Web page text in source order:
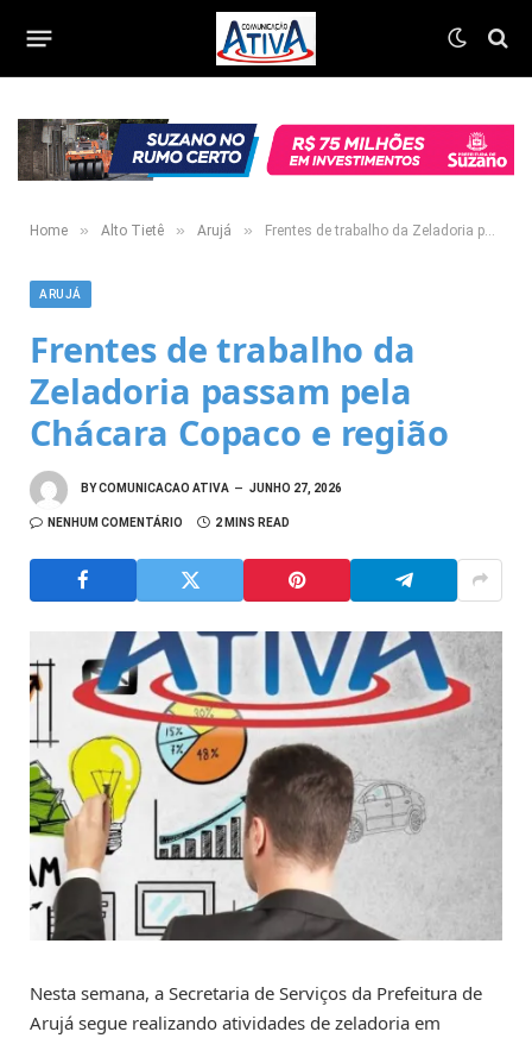
Home » Alto Tietê » Arujá » Frentes de trabalho da Zeladoria passam pela Chácara Copaco e região
ARUJÁ
Frentes de trabalho da
Zeladoria passam pela
Chácara Copaco e região
BYCOMUNICACAO ATIVA JUNHO 27, 2026
NENHUM COMENTÁRIO 2 MINS READ
Nesta semana, a Secretaria de Serviços da Prefeitura de
Arujá segue realizando atividades de zeladoria em